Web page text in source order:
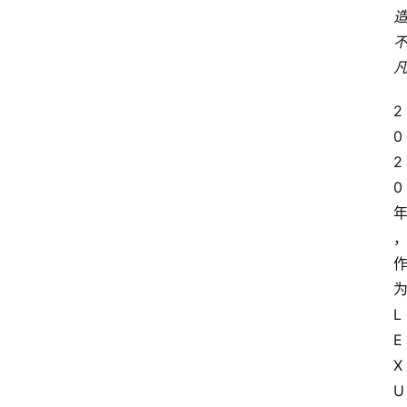
造
不
凡
2
0
2
0
年
，
作
为
L
E
X
U